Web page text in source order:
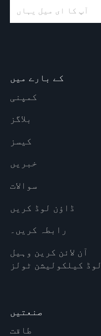
کے بارے میں
کمپنی
بلاگز
کیسز
خبریں
سوالات
ڈاؤن لوڈ کریں
رابطہ کریں۔
آن لائن کرین وہیل
لوڈ کیلکولیشن ٹولز
صنعتیں
طاقت